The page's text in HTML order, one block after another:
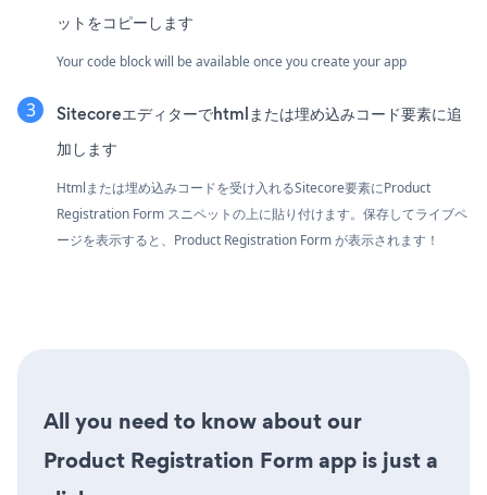
ットをコピーします
Your code block will be available once you create your app
Sitecoreエディターでhtmlまたは埋め込みコード要素に追
加します
Htmlまたは埋め込みコードを受け入れるSitecore要素にProduct
Registration Form スニペットの上に貼り付けます。保存してライブペ
ージを表示すると、Product Registration Form が表示されます！
All you need to know about our
Product Registration Form app is just a